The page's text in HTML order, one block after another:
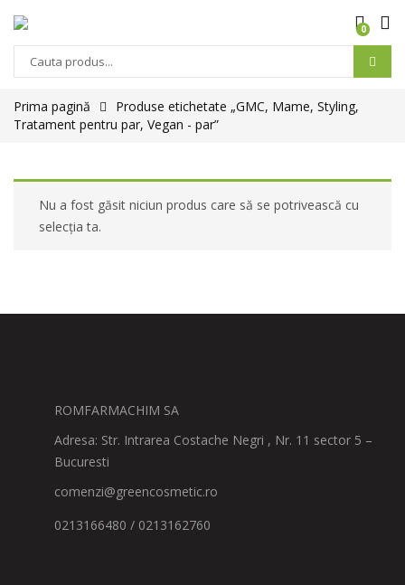
0
Prima pagină
Produse etichetate „GMC, Mame, Styling,
Tratament pentru par, Vegan - par”
Nu a fost găsit niciun produs care să se potrivească cu
selecția ta.
ROMFARMACHIM SA
Adresa: Str. Intrarea Costache Negri , Nr. 11 sector 5 –
Bucuresti
comenzi@greencosmetic.ro
0213166480 / 0213162760